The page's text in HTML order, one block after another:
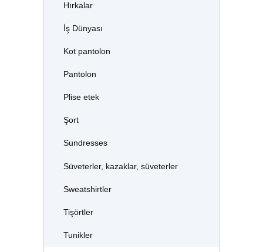
Hırkalar
İş Dünyası
Kot pantolon
Pantolon
Plise etek
Şort
Sundresses
Süveterler, kazaklar, süveterler
Sweatshirtler
Tişörtler
Tunikler